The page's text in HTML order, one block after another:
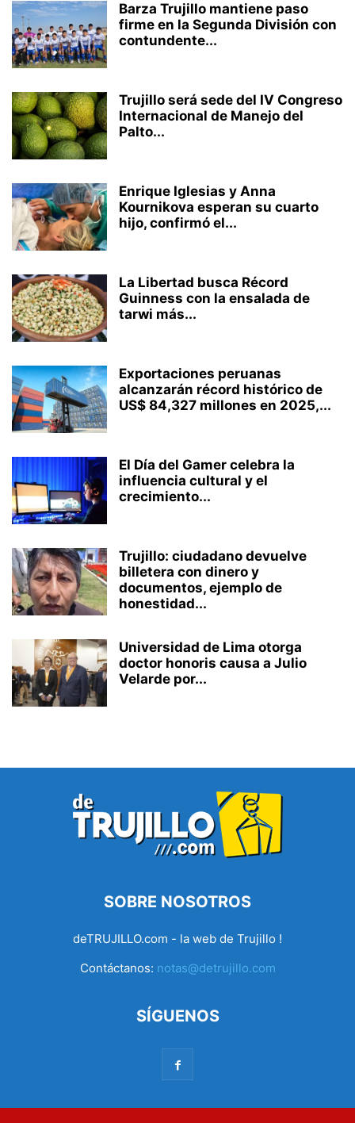
Barza Trujillo mantiene paso
firme en la Segunda División con
contundente...
Trujillo será sede del IV Congreso
Internacional de Manejo del
Palto...
Enrique Iglesias y Anna
Kournikova esperan su cuarto
hijo, confirmó el...
La Libertad busca Récord
Guinness con la ensalada de
tarwi más...
Exportaciones peruanas
alcanzarán récord histórico de
US$ 84,327 millones en 2025,...
El Día del Gamer celebra la
influencia cultural y el
crecimiento...
Trujillo: ciudadano devuelve
billetera con dinero y
documentos, ejemplo de
honestidad...
Universidad de Lima otorga
doctor honoris causa a Julio
Velarde por...
SOBRE NOSOTROS
deTRUJILLO.com - la web de Trujillo !
Contáctanos: notas@detrujillo.com
SÍGUENOS